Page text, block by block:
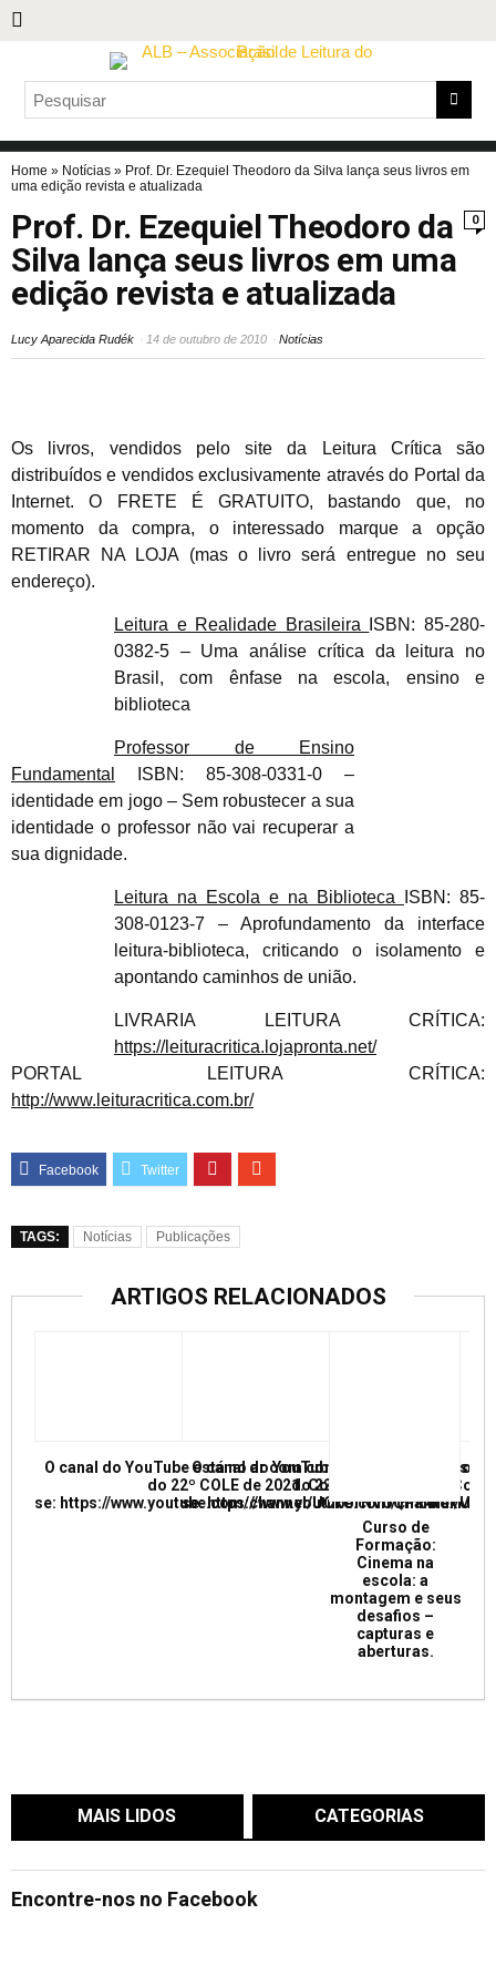
Home » Notícias » Prof. Dr. Ezequiel Theodoro da Silva lança seus livros em
uma edição revista e atualizada
0
Prof. Dr. Ezequiel Theodoro da
Silva lança seus livros em uma
edição revista e atualizada
Lucy Aparecida Rudék 14 de outubro de 2010 Notícias
Os livros, vendidos pelo site da Leitura Crítica são
distribuídos e vendidos exclusivamente através do Portal da
Internet. O FRETE É GRATUITO, bastando que, no
momento da compra, o interessado marque a opção
RETIRAR NA LOJA (mas o livro será entregue no seu
endereço).
Leitura e Realidade Brasileira
ISBN: 85-280-
0382-5 – Uma análise crítica da leitura no
Brasil, com ênfase na escola, ensino e
biblioteca
Professor de Ensino
Fundamental
ISBN: 85-308-0331-0 –
identidade em jogo – Sem robustecer a sua
identidade o professor não vai recuperar a
sua dignidade.
Leitura na Escola e na Biblioteca
ISBN: 85-
308-0123-7 – Aprofundamento da interface
leitura-biblioteca, criticando o isolamento e
apontando caminhos de união.
LIVRARIA LEITURA CRÍTICA:
https://leituracritica.lojapronta.net/
PORTAL LEITURA CRÍTICA:
http://www.leituracritica.com.br/
TAGS: Notícias Publicações
ARTIGOS RELACIONADOS
O canal do YouTube está no ar com conferências e mesas
do 22º COLE de 2021. Confira e inscreva
se: https://www.youtube.com/channel/
O canal do YouTube está no ar com
do 22º COLE de 2021.
se: https://www.youtube.com/channel/
Curso de
Formação:
Cinema na
escola: a
montagem e seus
desafios –
capturas e
aberturas.
MAIS LIDOS CATEGORIAS
Encontre-nos no Facebook